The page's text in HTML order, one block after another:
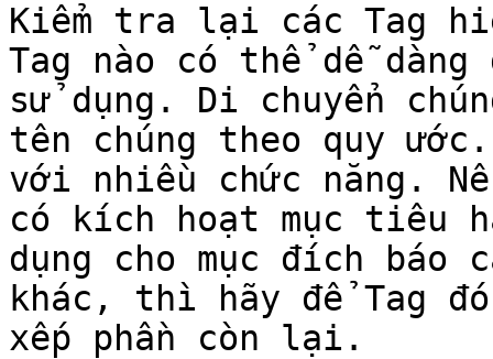
Kiểm tra lại các Tag
Tag nào có thể dễ dàng
sử dụng. Di chuyển
tên chúng theo quy
với nhiều chức năng.
có kích hoạt mục tiêu
dụng cho mục đích báo
khác, thì hãy để Tag
xếp phần còn lại.